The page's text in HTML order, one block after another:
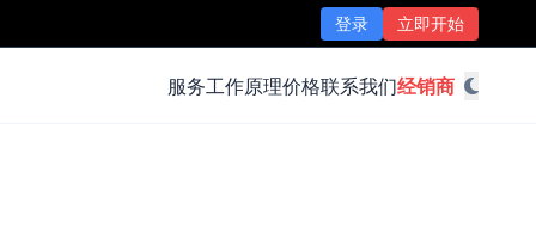
登录 立即开始
服务工作原理价格联系我们经销商